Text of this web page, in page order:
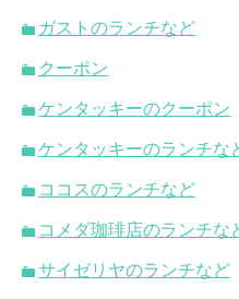
ガストのランチなど
クーポン
ケンタッキーのクーポン
ケンタッキーのランチな
ココスのランチなど
コメダ珈琲店のランチな
サイゼリヤのランチなど